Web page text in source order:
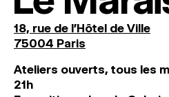
18, rue de l'Hôtel de Ville
75004 Paris
Ateliers ouverts, tous les
21h